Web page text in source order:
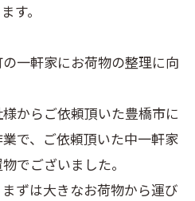
す。
一軒家にお荷物の整理に向
からご依頼頂いた豊橋市に
で、ご依頼頂いた中一軒家
でございました。
ずは大きなお荷物から運び